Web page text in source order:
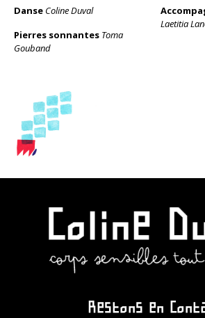
Danse Coline Duval
Pierres sonnantes Toma
Gouband
Laetitia
Restons en